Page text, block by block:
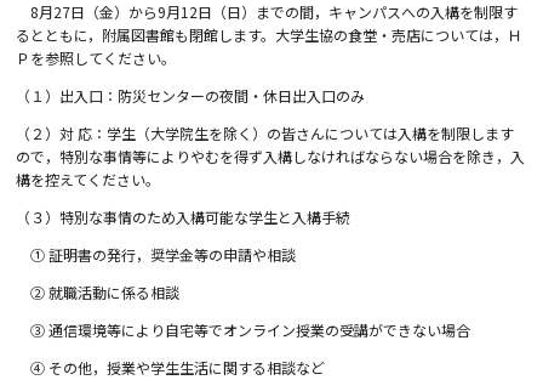
8月27日（金）から9月12日（日）までの間，キャンパスへの入構を制限す
るとともに，附属図書館も閉館します。大学生協の食堂・売店については，Ｈ
Ｐを参照してください。
（１）出入口：防災センターの夜間・休日出入口のみ
（２）対 応：学生（大学院生を除く）の皆さんについては入構を制限します
ので，特別な事情等によりやむを得ず入構しなければならない場合を除き，入
構を控えてください。
（３）特別な事情のため入構可能な学生と入構手続
① 証明書の発行，奨学金等の申請や相談
② 就職活動に係る相談
③ 通信環境等により自宅等でオンライン授業の受講ができない場合
④ その他，授業や学生生活に関する相談など